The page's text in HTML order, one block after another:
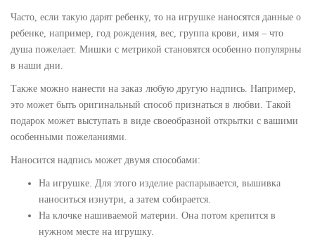
Часто, если такую дарят ребенку, то на игрушке наносятся данные о
ребенке, например, год рождения, вес, группа крови, имя – что
душа пожелает. Мишки с метрикой становятся особенно популярны
в наши дни.
Также можно нанести на заказ любую другую надпись. Например,
это может быть оригинальный способ признаться в любви. Такой
подарок может выступать в виде своеобразной открытки с вашими
особенными пожеланиями.
Наносится надпись может двумя способами:
На игрушке. Для этого изделие распарывается, вышивка
наноситься изнутри, а затем собирается.
На клочке нашиваемой материи. Она потом крепится в
нужном месте на игрушку.